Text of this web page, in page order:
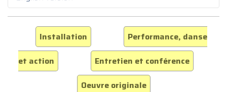
Installation
Performance, danse
et action
Entretien et conférence
Oeuvre originale